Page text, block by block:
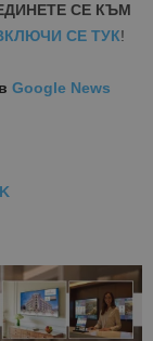
СЕ КЪМ
СЕ ТУК!
в Google News